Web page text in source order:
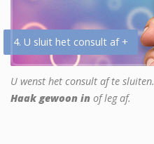
4. U sluit het consult af +
U wenst het consult af te sluiten.
Haak gewoon in of leg af.